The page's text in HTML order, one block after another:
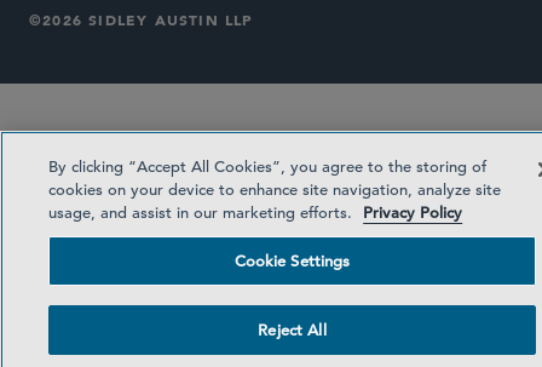
©2026 SIDLEY AUSTIN LLP
By clicking “Accept All Cookies”, you agree to the storing of
cookies on your device to enhance site navigation, analyze site
usage, and assist in our marketing efforts.
Privacy Policy
Cookie Settings
Reject All